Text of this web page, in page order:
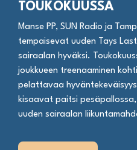
TOUKOKUUSSA
Manse PP, SUN Radio ja
tempaisevat uuden Tays
sairaalan hyväksi.
joukkueen treenaaminen
pelattavaa
kisaavat paitsi
uuden sairaalan